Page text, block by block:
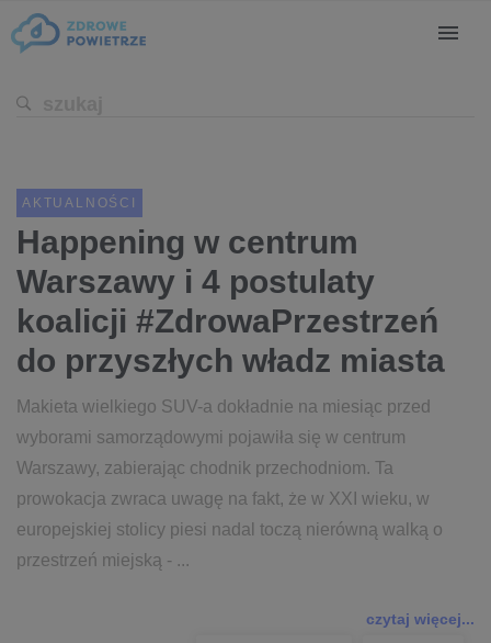
AKTUALNOŚCI
Happening w centrum
Warszawy i 4 postulaty
koalicji #ZdrowaPrzestrzeń
do przyszłych władz miasta
Makieta wielkiego SUV-a dokładnie na miesiąc przed
wyborami samorządowymi pojawiła się w centrum
Warszawy, zabierając chodnik przechodniom. Ta
prowokacja zwraca uwagę na fakt, że w XXI wieku, w
europejskiej stolicy piesi nadal toczą nierówną walką o
przestrzeń miejską - ...
czytaj więcej...